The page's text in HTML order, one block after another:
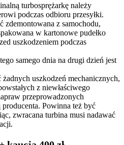
turbosprężarkę należy
podczas odbioru przesyłki.
zdemontowana z samochodu,
w kartonowe pudełko
uszkodzeniem podczas
samego dnia na drugi dzień jest
żadnych uszkodzeń mechanicznych,
z niewłaściwego
przeprowadzonych
Powinna też być
zwracana turbina musi nadawać